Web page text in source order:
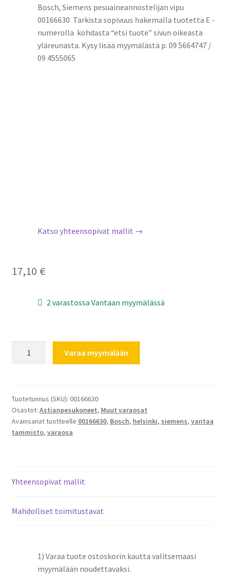
Bosch, Siemens pesuaineannostelijan vipu
00166630 Tarkista sopivuus hakemalla tuotetta E -
numerolla kohdasta “etsi tuote” sivun oikeasta
yläreunasta. Kysy lisää myymälästä p. 09 5664747 /
09 4555065
Katso yhteensopivat mallit →
17,10 €
2 varastossa Vantaan myymälässä
00166630
määrä
Varaa myymälään
Tuotetunnus (SKU): 00166630
Osastot: Astianpesukoneet, Muut varaosat
Avainsanat tuotteelle 00166630, Bosch, helsinki, siemens, vantaa
tammisto, varaosa
Yhteensopivat mallit
Mahdolliset toimitustavat
1) Varaa tuote ostoskorin kautta valitsemaasi
myymälään noudettavaksi.